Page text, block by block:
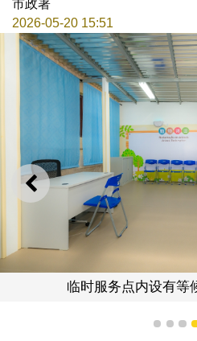
市政署
2026-05-20 15:51
上一则
临时服务点内设有等
1 2 3